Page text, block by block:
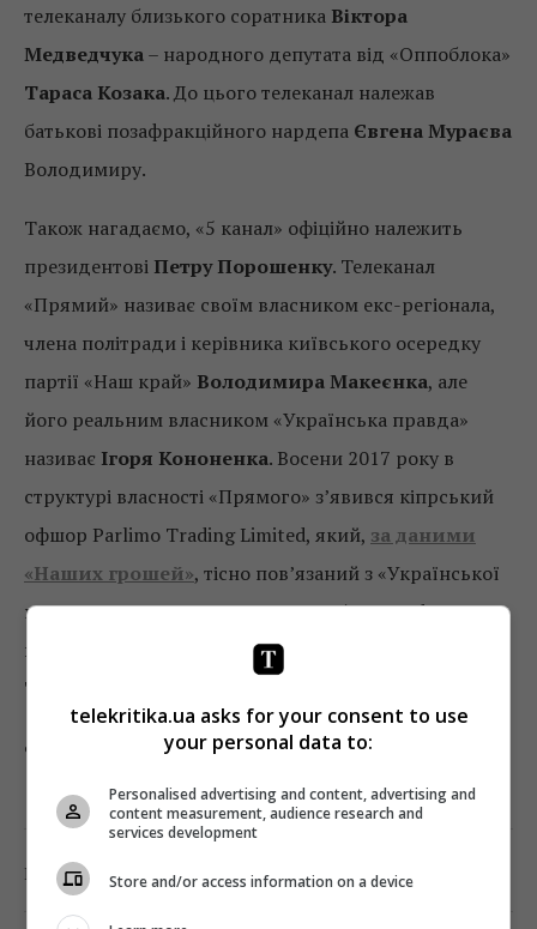
телеканалу близького соратника Віктора
Медведчука– народного депутата від «Оппоблока»
Тараса Козака. До цього телеканал належав
батькові позафракційного нардепа Євгена Мураєва
Володимиру.
Також нагадаємо, «5 канал» офіційно належить
президентові Петру Порошенку. Телеканал
«Прямий» називає своїм власником екс-регіонала,
члена політради і керівника київського осередку
партії «Наш край» Володимира Макеєнка, але
його реальним власником «Українська правда»
називає Ігоря Кононенка. Восени 2017 року в
структурі власності «Прямого» з’явився кіпрський
офшор Parlimo Trading Limited, який, за даними
«Наших грошей», тісно пов’язаний з «Української
національної лотереєю», яка перебуває у сфері
впливу народних депутатів від БПП
Третьякова і Гліба Загорія
Фото: скріншот YouTube-каналу «Прямий»
Поділитись: Facebook Twitter
telekritika.ua asks for your consent to use
your personal data to:
Personalised advertising and content, advertising and
content measurement, audience research and
services development
Store and/or access information on a device